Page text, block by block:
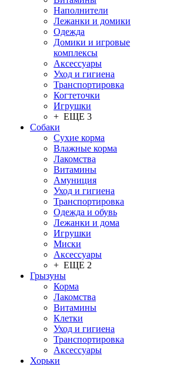
Наполнители
Лежанки и домики
Одежда
Домики и игровые
комплексы
Аксессуары
Уход и гигиена
Транспортировка
Когтеточки
Игрушки
+ ЕЩЕ 3
Собаки
Сухие корма
Влажные корма
Лакомства
Витамины
Амуниция
Уход и гигиена
Транспортировка
Одежда и обувь
Лежанки и дома
Игрушки
Миски
Аксессуары
+ ЕЩЕ 2
Грызуны
Корма
Лакомства
Витамины
Клетки
Уход и гигиена
Транспортировка
Аксессуары
Хорьки